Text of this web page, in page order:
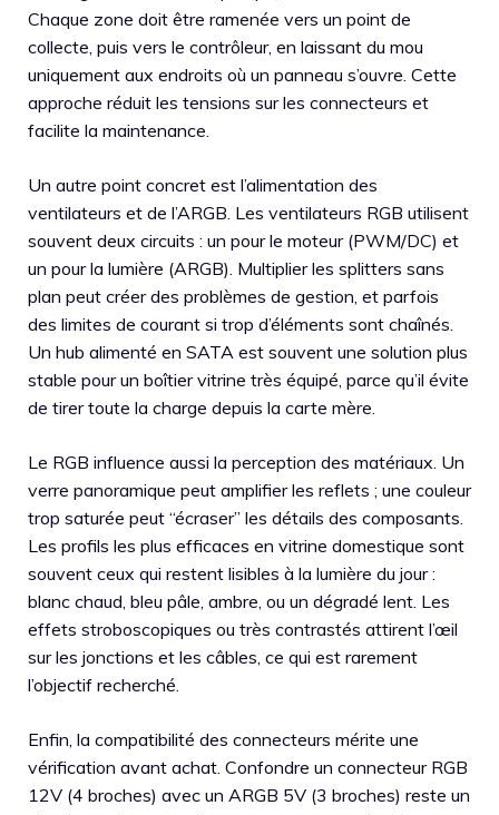
Chaque zone doit être ramenée vers un point de
collecte, puis vers le contrôleur, en laissant du mou
uniquement aux endroits où un panneau s’ouvre. Cette
approche réduit les tensions sur les connecteurs et
facilite la maintenance.
Un autre point concret est l’alimentation des
ventilateurs et de l’ARGB. Les ventilateurs RGB utilisent
souvent deux circuits : un pour le moteur (PWM/DC) et
un pour la lumière (ARGB). Multiplier les splitters sans
plan peut créer des problèmes de gestion, et parfois
des limites de courant si trop d’éléments sont chaînés.
Un hub alimenté en SATA est souvent une solution plus
stable pour un boîtier vitrine très équipé, parce qu’il évite
de tirer toute la charge depuis la carte mère.
Le RGB influence aussi la perception des matériaux. Un
verre panoramique peut amplifier les reflets ; une couleur
trop saturée peut “écraser” les détails des composants.
Les profils les plus efficaces en vitrine domestique sont
souvent ceux qui restent lisibles à la lumière du jour :
blanc chaud, bleu pâle, ambre, ou un dégradé lent. Les
effets stroboscopiques ou très contrastés attirent l’œil
sur les jonctions et les câbles, ce qui est rarement
l’objectif recherché.
Enfin, la compatibilité des connecteurs mérite une
vérification avant achat. Confondre un connecteur RGB
12V (4 broches) avec un ARGB 5V (3 broches) reste un